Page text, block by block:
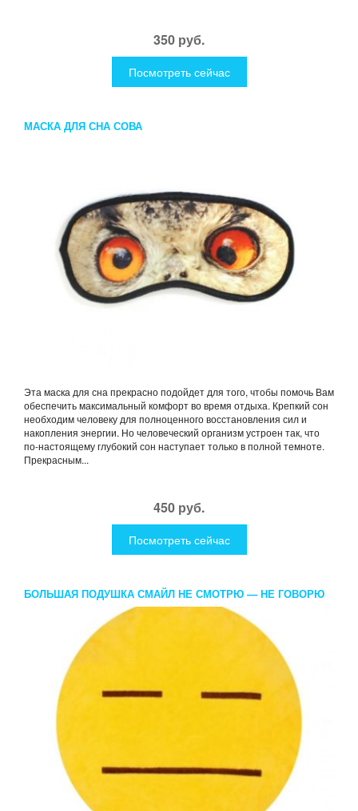
350 руб.
Посмотреть сейчас
МАСКА ДЛЯ СНА СОВА
Эта маска для сна прекрасно подойдет для того, чтобы помочь Вам
обеспечить максимальный комфорт во время отдыха. Крепкий сон
необходим человеку для полноценного восстановления сил и
накопления энергии. Но человеческий организм устроен так, что
по-настоящему глубокий сон наступает только в полной темноте.
Прекрасным...
450 руб.
Посмотреть сейчас
БОЛЬШАЯ ПОДУШКА СМАЙЛ НЕ СМОТРЮ — НЕ ГОВОРЮ